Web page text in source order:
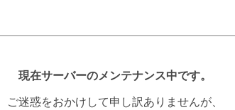
現在サーバーのメンテナンス中です。
ご迷惑をおかけして申し訳ありませんが、